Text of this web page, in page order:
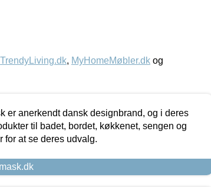
TrendyLiving.dk, MyHomeMøbler.dk og
er anerkendt dansk designbrand, og i deres
til badet, bordet, køkkenet, sengen og
for at se deres udvalg.